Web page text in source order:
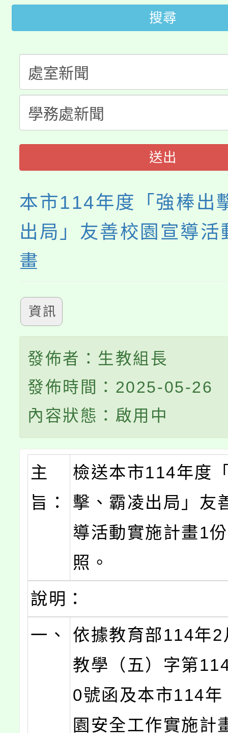
田徑場及游泳池舉行。
桃園市低收入戶享有免
視費優惠，中低收入戶
半價優惠，詳情可洽有
者。
大園自造教育及科技中
份教師增能研習
大溪自造教育及科技中
份教師研習
淨零綠生活教案入校路
會
搜尋
送出
本市114年度「強棒出
出局」友善校園宣導活
畫
資訊
發佈者：生教組長
發佈時間：2025-05-26
內容狀態：啟用中
主
旨：
檢送本市114年度
擊、霸凌出局」友
導活動實施計畫1
照。
說明：
一、
依據教育部114年
教學（五）字第
0號函及本市114年
園安全工作實施計